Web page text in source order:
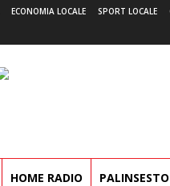
ECONOMIA LOCALE SPORT LOCALE
HOME RADIO PALINSESTO